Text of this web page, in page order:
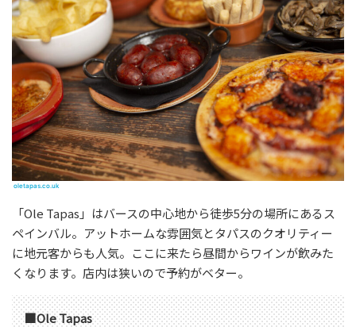
oletapas.co.uk
「Ole Tapas」はバースの中心地から徒歩5分の場所にあるス
ペインバル。アットホームな雰囲気とタパスのクオリティー
に地元客からも人気。ここに来たら昼間からワインが飲みた
くなります。店内は狭いので予約がベター。
■Ole Tapas